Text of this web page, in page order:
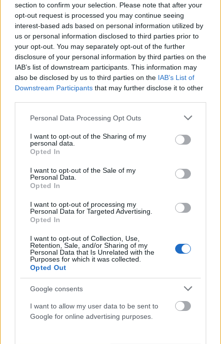
section to confirm your selection. Please note that after your
opt-out request is processed you may continue seeing
interest-based ads based on personal information utilized by
us or personal information disclosed to third parties prior to
your opt-out. You may separately opt-out of the further
disclosure of your personal information by third parties on the
IAB’s list of downstream participants. This information may
also be disclosed by us to third parties on the IAB’s List of
Downstream Participants that may further disclose it to other
Please note that this website/app uses one or more Google
not limited to your visit or usage behaviour. You may click to
grant or deny consent to Google and its third-party tags to
use your data for below specified purposes in below Google
consent section.
Personal Data Processing Opt Outs
I want to opt-out of the Sharing of my
personal data.
Opted In
I want to opt-out of the Sale of my
Personal Data.
Opted In
I want to opt-out of processing my
Personal Data for Targeted Advertising.
Opted In
I want to opt-out of Collection, Use,
Retention, Sale, and/or Sharing of my
Personal Data that Is Unrelated with the
Purposes for which it was collected.
Opted Out
Google consents
I want to allow my user data to be sent to
Google for online advertising purposes.
«Καθάρισε» τους Ιταλούς και περιμένει αντίπαλο
Μεγάλη νίκη με 9-8 επί της Ιταλίας πέτυχε η εθνική
υδατοσφαίρισης των ανδρών, στην «αυλαία» της Α΄ φάσης του
Ολυμπιακού…
Αδίκησε τον εαυτό της η εθνική πόλο γυναικών και